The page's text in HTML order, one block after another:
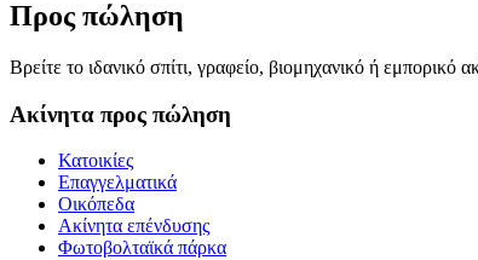
Προς πώληση
Βρείτε το ιδανικό σπίτι, γραφείο, βιομηχανικό ή εμπορικό
Ακίνητα προς πώληση
Κατοικίες
Επαγγελματικά
Οικόπεδα
Ακίνητα επένδυσης
Φωτοβολταϊκά πάρκα